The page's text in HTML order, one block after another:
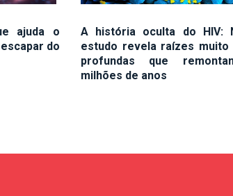
ajuda o
do
A história oculta do HIV:
estudo revela raízes muito
profundas que
milhões de anos